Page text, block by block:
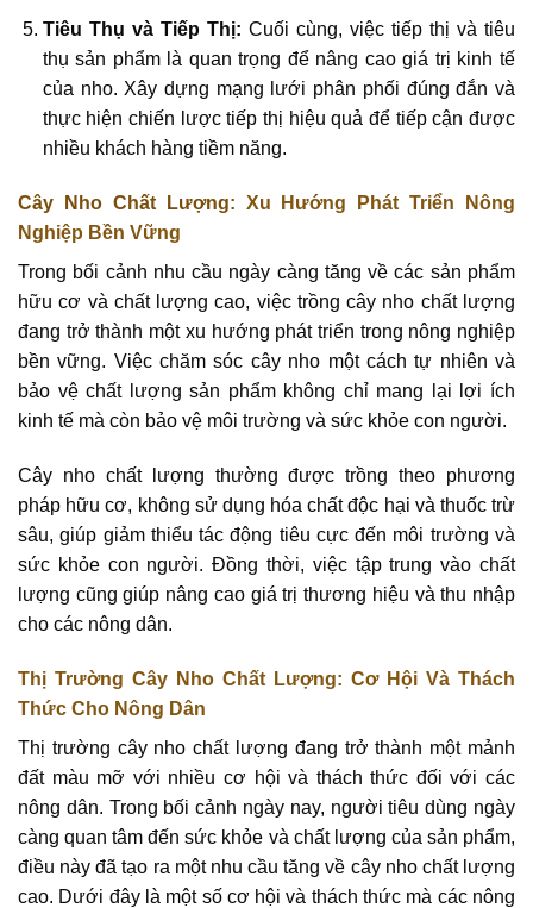
Tiêu Thụ và Tiếp Thị: Cuối cùng, việc tiếp thị và tiêu
thụ sản phẩm là quan trọng để nâng cao giá trị kinh tế
của nho. Xây dựng mạng lưới phân phối đúng đắn và
thực hiện chiến lược tiếp thị hiệu quả để tiếp cận được
nhiều khách hàng tiềm năng.
Cây Nho Chất Lượng: Xu Hướng Phát Triển Nông
Nghiệp Bền Vững
Trong bối cảnh nhu cầu ngày càng tăng về các sản phẩm
hữu cơ và chất lượng cao, việc trồng cây nho chất lượng
đang trở thành một xu hướng phát triển trong nông nghiệp
bền vững. Việc chăm sóc cây nho một cách tự nhiên và
bảo vệ chất lượng sản phẩm không chỉ mang lại lợi ích
kinh tế mà còn bảo vệ môi trường và sức khỏe con người.
Cây nho chất lượng thường được trồng theo phương
pháp hữu cơ, không sử dụng hóa chất độc hại và thuốc trừ
sâu, giúp giảm thiểu tác động tiêu cực đến môi trường và
sức khỏe con người. Đồng thời, việc tập trung vào chất
lượng cũng giúp nâng cao giá trị thương hiệu và thu nhập
cho các nông dân.
Thị Trường Cây Nho Chất Lượng: Cơ Hội Và Thách
Thức Cho Nông Dân
Thị trường cây nho chất lượng đang trở thành một mảnh
đất màu mỡ với nhiều cơ hội và thách thức đối với các
nông dân. Trong bối cảnh ngày nay, người tiêu dùng ngày
càng quan tâm đến sức khỏe và chất lượng của sản phẩm,
điều này đã tạo ra một nhu cầu tăng về cây nho chất lượng
cao. Dưới đây là một số cơ hội và thách thức mà các nông